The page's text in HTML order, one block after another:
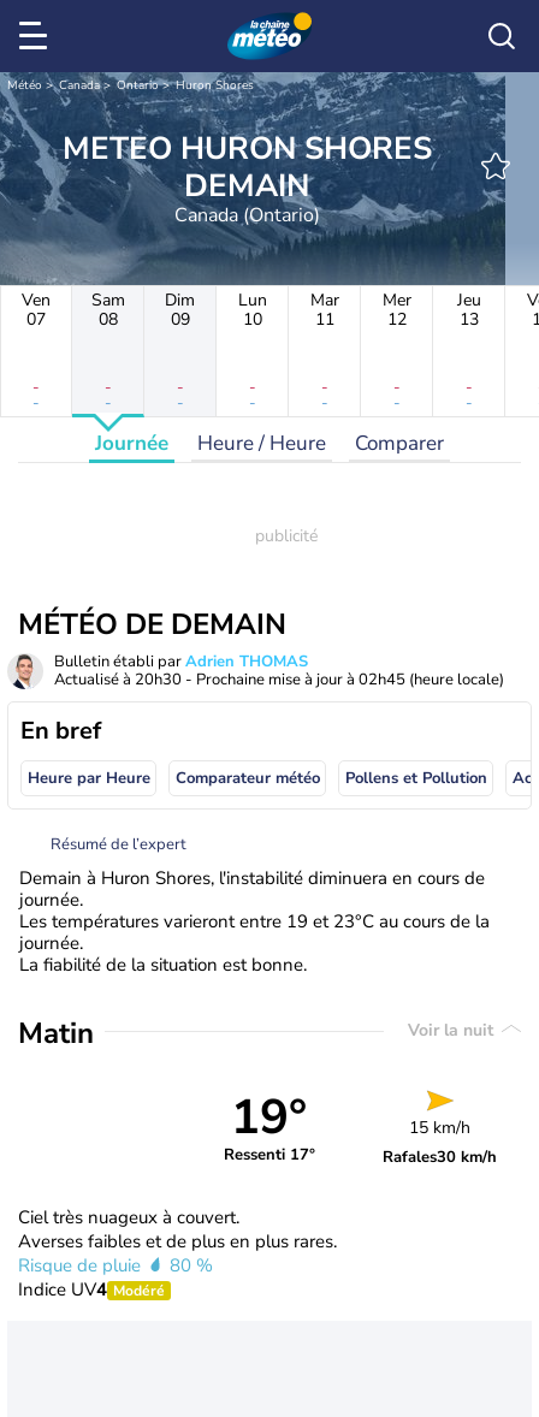
Météo Canada Ontario Huron Shores
METEO HURON SHORES
DEMAIN
Canada (Ontario)
Ven
07
-
-
Sam
08
-
-
Dim
09
-
-
Lun
10
-
-
Mar
11
-
-
Mer
12
-
-
Jeu
13
-
-
Journée Heure / Heure Comparer
MÉTÉO DE DEMAIN
Bulletin établi parAdrien THOMAS
Actualisé à 20h30 - Prochaine mise à jour à 02h45 (heure locale)
En bref
Heure par Heure Comparateur météo Pollens et Pollution
Résumé de l’expert
Demain à Huron Shores, l'instabilité diminuera en cours de
journée.
Les températures varieront entre 19 et 23°C au cours de la
journée.
La fiabilité de la situation est bonne.
Matin Voir la nuit
19°
Ressenti 17°
15 km/h
Rafales30 km/h
Ciel très nuageux à couvert.
Averses faibles et de plus en plus rares.
Risque de pluie
80 %
Indice UV4 Modéré